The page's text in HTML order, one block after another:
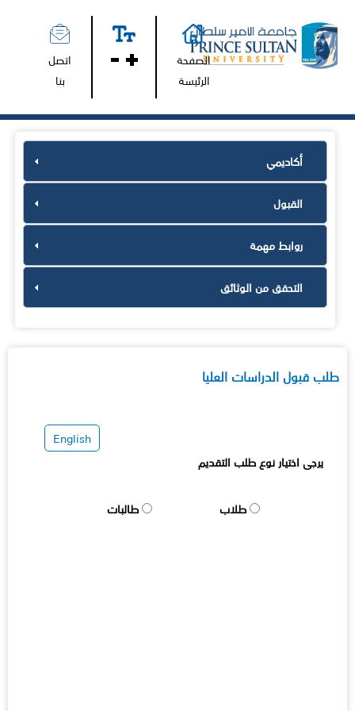
الصفحة
الرئيسة
اتصل
بنا
أكاديمي
القبول
روابط مهمة
التحقق من الوثائق
طلب قبول الدراسات العليا
English
يرجى اختيار نوع طلب التقديم
طلاب طالبات